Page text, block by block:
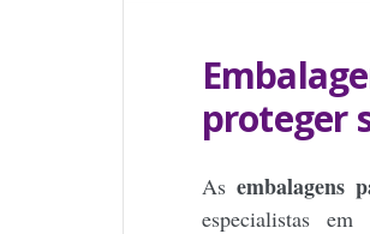
proteger
Asembalagens
especialistas